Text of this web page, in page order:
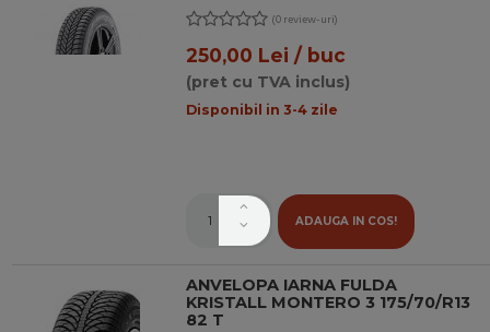
(0 review-uri)
250,00 Lei / buc
(pret cu TVA inclus)
Disponibil in 3-4 zile
ADAUGA IN COS!
ANVELOPA IARNA FULDA
KRISTALL MONTERO 3 175/70/R13
82 T